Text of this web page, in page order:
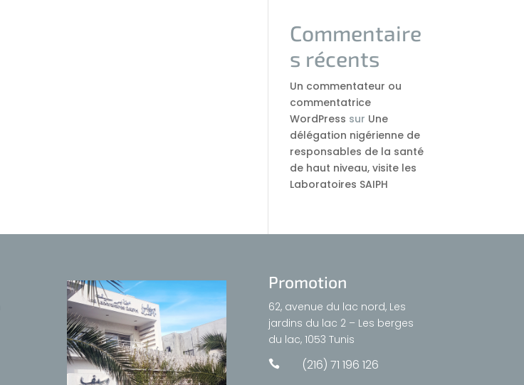
Commentaire
s récents
Un commentateur ou
commentatrice
WordPress sur Une
délégation nigérienne de
responsables de la santé
de haut niveau, visite les
Laboratoires SAIPH
Promotion
62, avenue du lac nord, Les
jardins du lac 2 – Les berges
du lac, 1053 Tunis
 (216) 71 196 126